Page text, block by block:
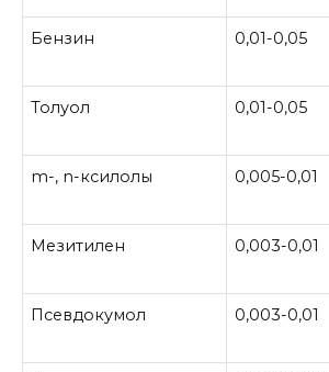
Бензин 0,01-0,05
Толуол 0,01-0,05
m-, n-ксилолы 0,005-0,01
Мезитилен 0,003-0,01
Псевдокумол 0,003-0,01